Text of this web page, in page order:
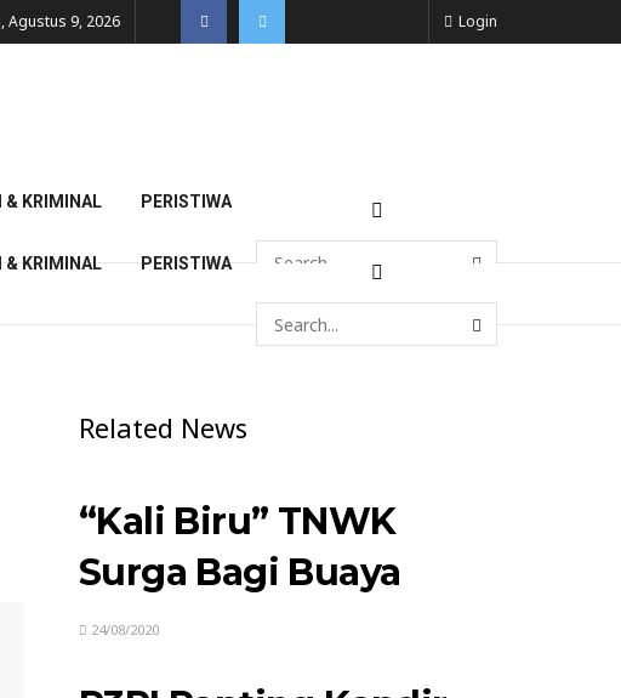
Agustus 9, 2026 Login
& KRIMINAL PERISTIWA
& KRIMINAL PERISTIWA
Related News
“Kali Biru” TNWK
Surga Bagi Buaya
24/08/2020